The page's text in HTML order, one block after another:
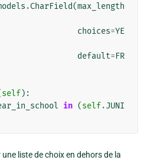
.CharField(max_length
choices=YE
default=FR
self):
in (self.JUNI
liste de choix en dehors de la